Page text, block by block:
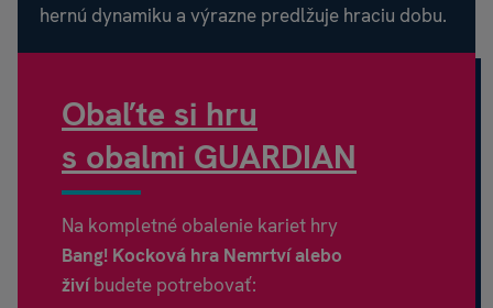
hernú dynamiku a výrazne predlžuje hraciu dobu.
Obaľte si hru
s obalmi GUARDIAN
Na kompletné obalenie kariet hry
Bang! Kocková hra Nemrtví alebo
živíbudete potrebovať: